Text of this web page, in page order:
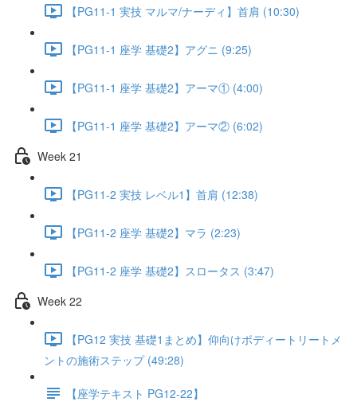
【PG11-1 実技 マルマ/ナーディ】首肩 (10:30)
【PG11-1 座学 基礎2】アグニ (9:25)
【PG11-1 座学 基礎2】アーマ① (4:00)
【PG11-1 座学 基礎2】アーマ② (6:02)
Week 21
【PG11-2 実技 レベル1】首肩 (12:38)
【PG11-2 座学 基礎2】マラ (2:23)
【PG11-2 座学 基礎2】スロータス (3:47)
Week 22
【PG12 実技 基礎1まとめ】仰向けボディートリートメ
ントの施術ステップ (49:28)
【座学テキスト PG12-22】